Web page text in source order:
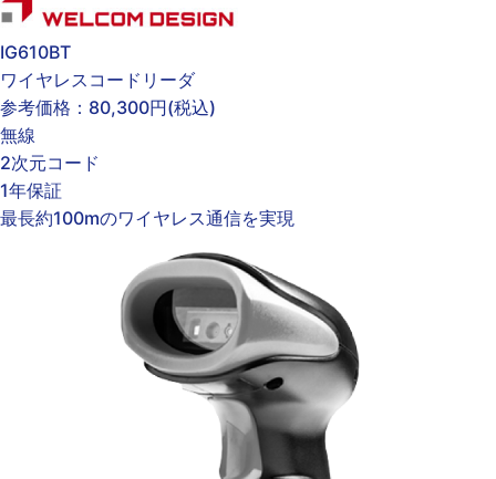
IG610BT
ワイヤレスコードリーダ
参考価格： 80,300円(税込)
無線
2次元コード
1年保証
最長約100mのワイヤレス通信を実現